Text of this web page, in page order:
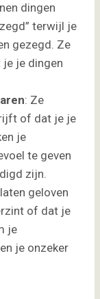
dingen
terwijl je
gezegd. Ze
je je dingen
: Ze
of dat je je
je
te geven
zijn.
geloven
of dat je
je
je onzeker